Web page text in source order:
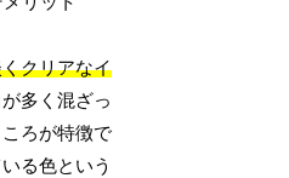
クリアなイ
多く混ざっ
ろが特徴で
る色という